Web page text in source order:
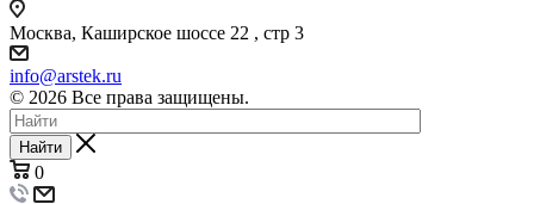
Москва, Каширское шоссе 22 , стр 3
info@arstek.ru
© 2026 Все права защищены.
Найти
0